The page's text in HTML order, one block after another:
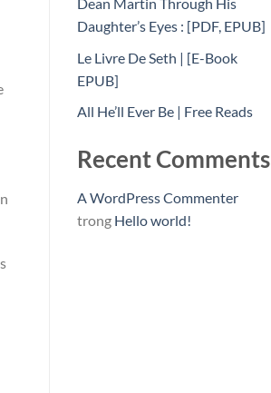
Daughter’s Eyes : [PDF, EPUB]
Le Livre De Seth | [E-Book
EPUB]
All He’ll Ever Be | Free Reads
Recent Comments
A WordPress Commenter
trong Hello world!